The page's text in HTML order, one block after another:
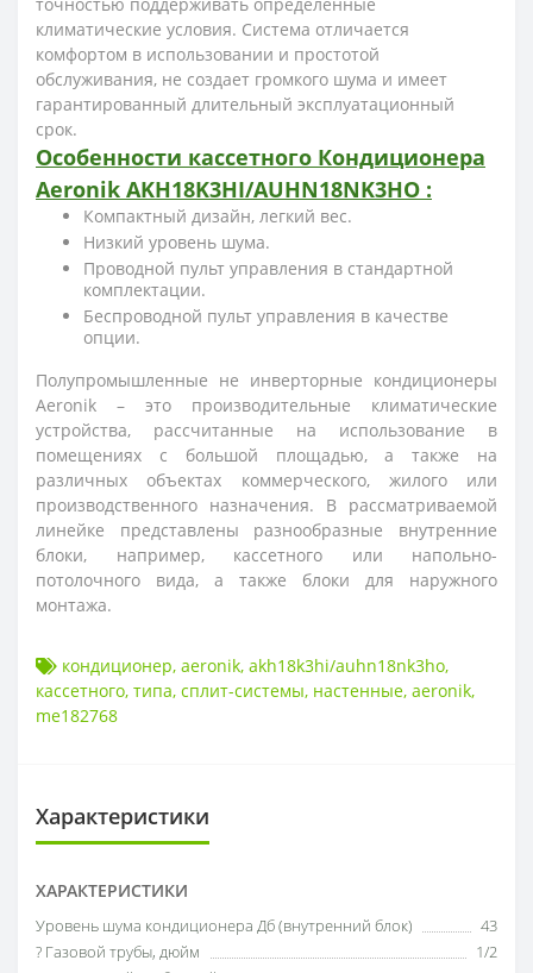
климатические условия. Система отличается
комфортом в использовании и простотой
обслуживания, не создает громкого шума и имеет
гарантированный длительный эксплуатационный
срок.
Особенности кассетного Кондиционера
Aeronik AKH18K3HI/AUHN18NK3HO :
Компактный дизайн, легкий вес.
Низкий уровень шума.
Проводной пульт управления в стандартной
комплектации.
Беспроводной пульт управления в качестве
опции.
Полупромышленные не инверторные кондиционеры
Aeronik – это производительные климатические
устройства, рассчитанные на использование в
помещениях с большой площадью, а также на
различных объектах коммерческого, жилого или
производственного назначения. В рассматриваемой
линейке представлены разнообразные внутренние
блоки, например, кассетного или напольно-
потолочного вида, а также блоки для наружного
монтажа.
кондиционер, aeronik, akh18k3hi/auhn18nk3ho,
кассетного, типа, сплит-системы, настенные, aeronik,
me182768
Характеристики
ХАРАКТЕРИСТИКИ
Уровень шума кондиционера Дб (внутренний блок)
43
? Газовой трубы, дюйм
1/2